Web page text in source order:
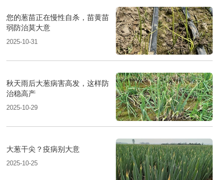
您的葱苗正在慢性自杀，苗黄苗
弱防治莫大意
2025-10-31
秋天雨后大葱病害高发，这样防
治稳高产
2025-10-29
大葱干尖？疫病别大意
2025-10-25